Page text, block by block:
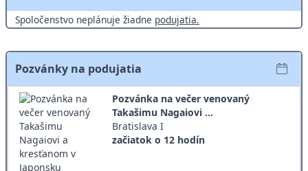
Spoločenstvo neplánuje žiadne podujatia.
Pozvánky na podujatia
Pozvánka na večer venovaný
Takašimu Nagaiovi ...
Bratislava I
začiatok o 12 hodín